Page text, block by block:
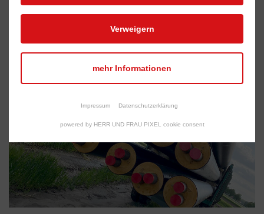
Verweigern
mehr Informationen
Impressum Datenschutzerklärung
powered by HERR UND FRAU PIXEL cookie consent